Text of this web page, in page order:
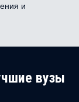
и
вузы